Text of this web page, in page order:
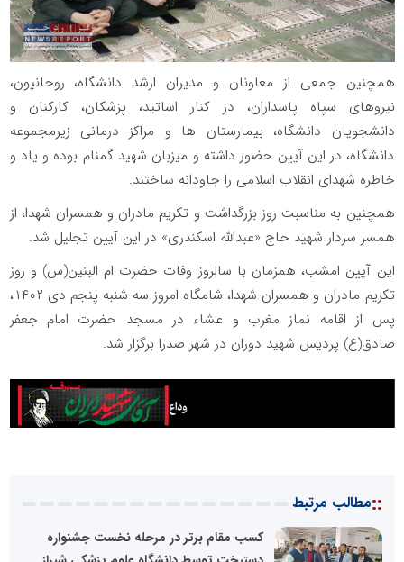
همچنین جمعی از معاونان و مدیران ارشد دانشگاه، روحانیون،
نیروهای سپاه پاسداران، در کنار اساتید، پزشکان، کارکنان و
دانشجویان دانشگاه، بیمارستان ها و مراکز درمانی زیرمجموعه
دانشگاه، در این آیین حضور داشته و میزبان شهید گمنام بوده و یاد و
خاطره شهدای انقلاب اسلامی را جاودانه ساختند.
همچنین به مناسبت روز بزرگداشت و تکریم مادران و همسران شهدا، از
همسر سردار شهید حاج «عبدالله اسکندری» در این آیین تجلیل شد.
این آیین امشب، همزمان با سالروز وفات حضرت ام البنین(س) و روز
تکریم مادران و همسران شهدا، شامگاه امروز سه شنبه پنجم دی ۱۴۰۲،
پس از اقامه نماز مغرب و عشاء در مسجد حضرت امام جعفر
صادق(ع) پردیس شهید دوران در شهر صدرا برگزار شد.
::مطالب مرتبط
کسب مقام برتر در مرحله نخست جشنواره